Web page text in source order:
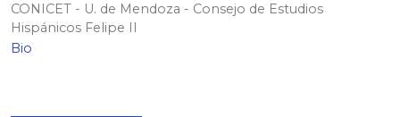
CONICET - U. de Mendoza - Consejo de Estudios
Hispánicos Felipe II
Bio